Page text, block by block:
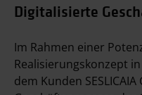
Digitalisierte
Im Rahmen einer
Realisierungskonzept
dem Kunden